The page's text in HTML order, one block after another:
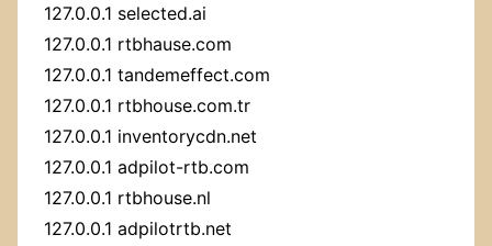
127.0.0.1 selected.ai
127.0.0.1 rtbhause.com
127.0.0.1 tandemeffect.com
127.0.0.1 rtbhouse.com.tr
127.0.0.1 inventorycdn.net
127.0.0.1 adpilot-rtb.com
127.0.0.1 rtbhouse.nl
127.0.0.1 adpilotrtb.net